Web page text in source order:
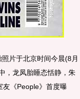
片于北京时间今晨(8月
，龙凤胎睡态恬静，朱
友《People》首度曝